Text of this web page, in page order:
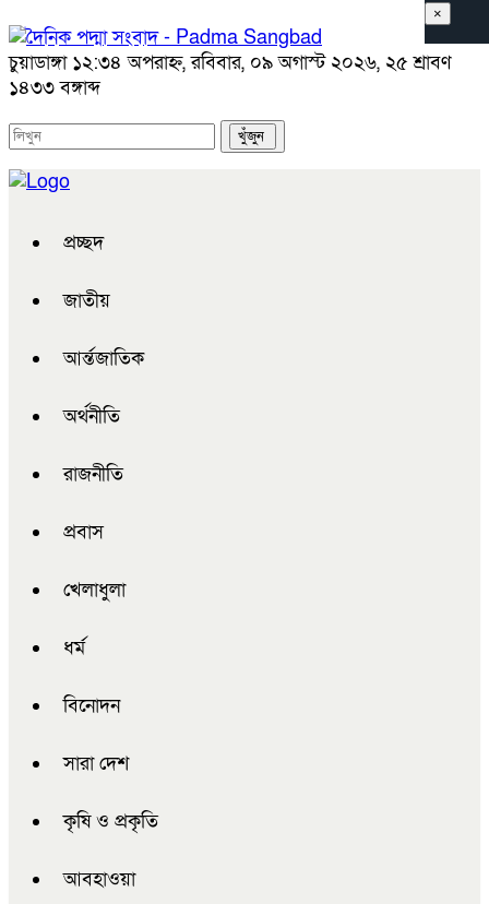
চুয়াডাঙ্গা ১২:৩৪ অপরাহ্ন, রবিবার, ০৯ অগাস্ট ২০২৬, ২৫ শ্রাবণ
১৪৩৩ বঙ্গাব্দ
প্রচ্ছদ
জাতীয়
আর্ন্তজাতিক
অর্থনীতি
রাজনীতি
প্রবাস
খেলাধুলা
ধর্ম
বিনোদন
সারা দেশ
কৃষি ও প্রকৃতি
আবহাওয়া
×